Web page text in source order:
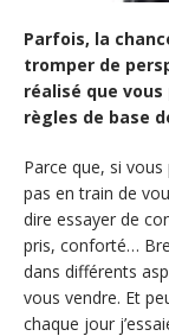
Parfois, la
tromper de
réalisé que
règles de base
Parce que, si vous
pas en train de
dire essayer de
pris, conforté…
dans différents
vous vendre. Et
chaque jour